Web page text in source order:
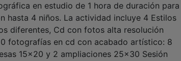
en estudio de 1 hora de duración para
hasta 4 niños. La actividad incluye 4 Estilos
diferentes, Cd con fotos alta resolución
fotografías en cd con acabado artístico: 8
15x20 y 2 ampliaciones 25x30 Sesión